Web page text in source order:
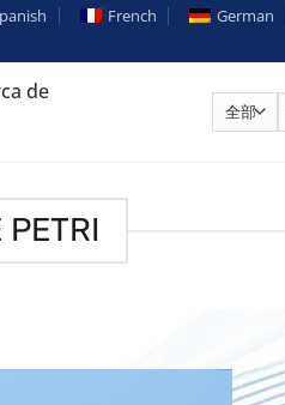
French German
de
PETRI